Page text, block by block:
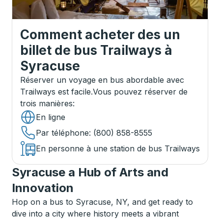
Comment acheter des un
billet de bus Trailways à
Syracuse
Réserver un voyage en bus abordable avec
Trailways est facile.Vous pouvez réserver de
trois manières:
En ligne
Par téléphone: (800) 858-8555
En personne à une station de bus Trailways
Syracuse a Hub of Arts and
Innovation
Hop on a bus to Syracuse, NY, and get ready to
dive into a city where history meets a vibrant